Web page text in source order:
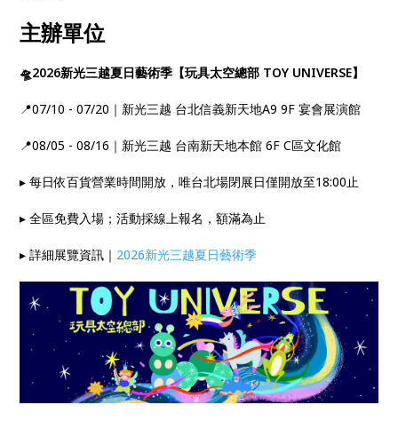
主辦單位
🛸2026新光三越夏日藝術季【玩具太空總部 TOY UNIVERSE】
📍07/10 - 07/20｜新光三越 台北信義新天地A9 9F 宴會展演館
📍08/05 - 08/16｜新光三越 台南新天地本館 6F C區文化館
▸ 每日依百貨營業時間開放，唯台北場閉展日僅開放至18:00止
▸ 全區免費入場；活動採線上報名，額滿為止
▸ 詳細展覽資訊｜ 2026新光三越夏日藝術季